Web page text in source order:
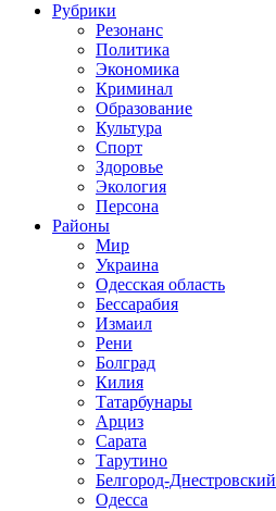
Рубрики
Резонанс
Политика
Экономика
Криминал
Образование
Культура
Спорт
Здоровье
Экология
Персона
Районы
Мир
Украина
Одесская область
Бессарабия
Измаил
Рени
Болград
Килия
Татарбунары
Арциз
Сарата
Тарутино
Белгород-Днестровский
Одесса